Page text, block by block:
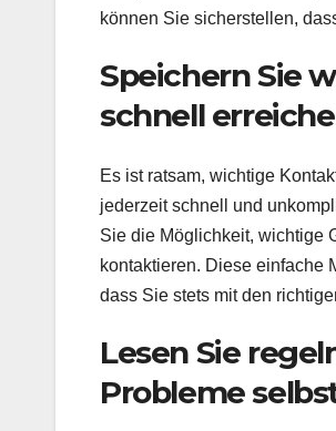
können Sie sicherstellen,
Speichern Sie
schnell
Es ist ratsam, wichtige
jederzeit schnell und
Sie die Möglichkeit, wichtige
kontaktieren. Diese einfache
dass Sie stets mit den
Lesen Sie
Probleme